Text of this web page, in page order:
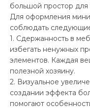
большой простор для
Для оформления
соблюдать
1. Сдержанность в
избегать ненужных
элементов. Каждая
полезной хозяину.
2. Визуальное
создании эффекта
помогают